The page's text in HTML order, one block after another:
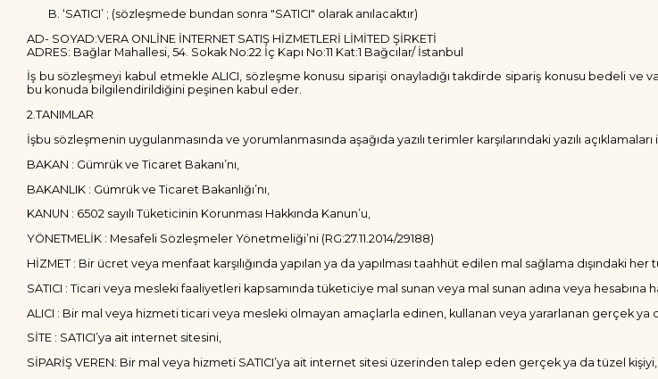
‘SATICI’ ; (sözleşmede bundan sonra "SATICI" olarak anılacaktır)
AD- SOYAD:VERA ONLİNE İNTERNET SATIŞ HİZMETLERİ LİMİTED ŞİRKETİ
ADRES: Bağlar Mahallesi, 54. Sokak No:22 İç Kapı No:11 Kat:1 Bağcılar/ İstanbul
İş bu sözleşmeyi kabul etmekle ALICI, sözleşme konusu siparişi onayladığı takdirde sipariş konusu bedeli
bu konuda bilgilendirildiğini peşinen kabul eder.
2.TANIMLAR
İşbu sözleşmenin uygulanmasında ve yorumlanmasında aşağıda yazılı terimler karşılarındaki yazılı
BAKAN : Gümrük ve Ticaret Bakanı’nı,
BAKANLIK : Gümrük ve Ticaret Bakanlığı’nı,
KANUN : 6502 sayılı Tüketicinin Korunması Hakkında Kanun’u,
YÖNETMELİK : Mesafeli Sözleşmeler Yönetmeliği’ni (RG:27.11.2014/29188)
HİZMET : Bir ücret veya menfaat karşılığında yapılan ya da yapılması taahhüt edilen mal sağlama dışındaki
SATICI : Ticari veya mesleki faaliyetleri kapsamında tüketiciye mal sunan veya mal sunan adına veya hesabına
ALICI : Bir mal veya hizmeti ticari veya mesleki olmayan amaçlarla edinen, kullanan veya yararlanan gerçek ya
SİTE : SATICI’ya ait internet sitesini,
SİPARİŞ VEREN: Bir mal veya hizmeti SATICI’ya ait internet sitesi üzerinden talep eden gerçek ya da tüzel kişiyi,